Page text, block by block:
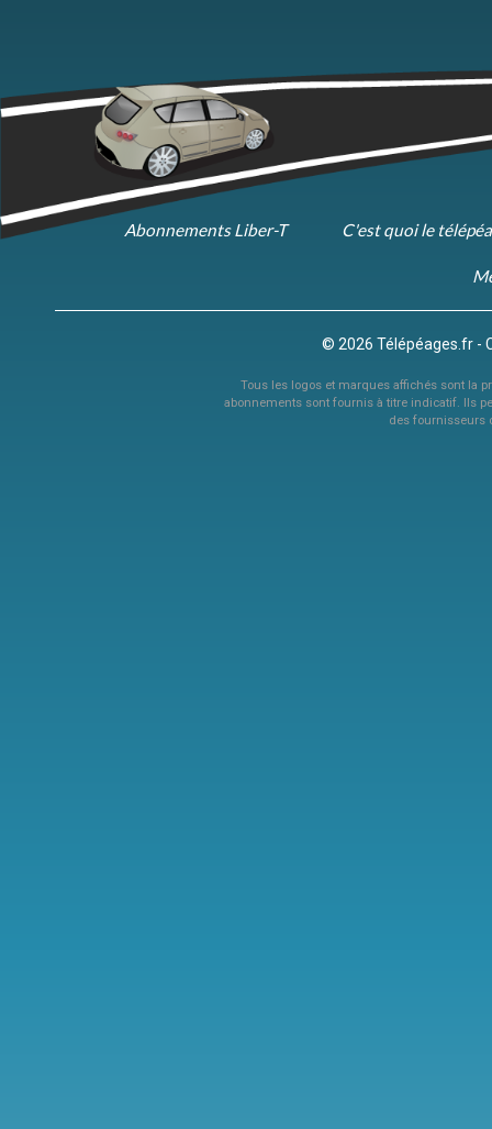
Abonnements Liber-T C'est quoi le
© 2026 Télépéages.fr -
Tous les logos et marques affichés sont la
abonnements sont fournis à titre indicatif. Ils
des fournisseurs